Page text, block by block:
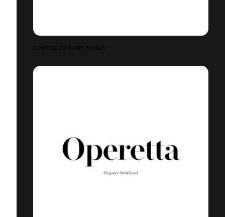
CONTRALTO FONT FAMILY